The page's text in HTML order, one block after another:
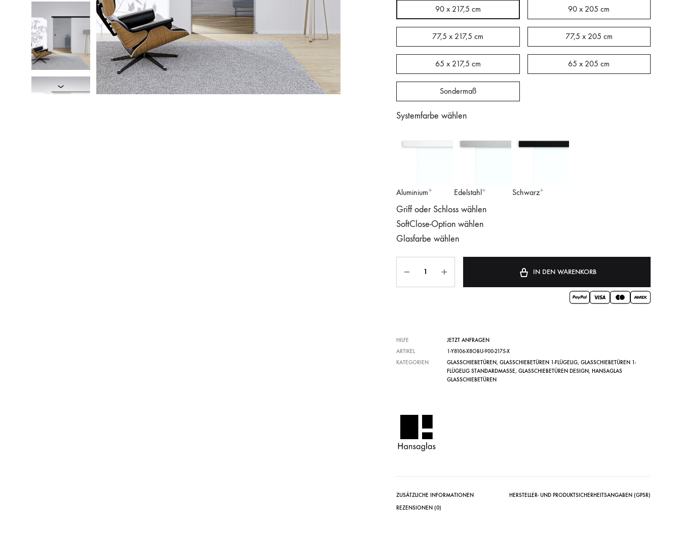
90 x 217,5 cm 90 x 205 cm
77,5 x 217,5 cm 77,5 x 205 cm
65 x 217,5 cm 65 x 205 cm
Sondermaß
Systemfarbe wählen
Aluminium Edelstahl Schwarz
Griff oder Schloss wählen
SoftClose-Option wählen
Glasfarbe wählen
IN DEN WARENKORB
HILFE
JETZT ANFRAGEN
ARTIKEL
1-Y8106-X8OBU-900-2175-X
KATEGORIEN
GLASSCHIEBETÜREN, GLASSCHIEBETÜREN 1-FLÜGELIG, GLASSCHIEBETÜREN 1-
FLÜGELIG STANDARDMASSE , GLASSCHIEBETÜREN DESIGN, HANSAGLAS
GLASSCHIEBETÜREN
ZUSÄTZLICHE INFORMATIONEN
HERSTELLER- UND PRODUKTSICHERHEITSANGABEN (GPSR)
REZENSIONEN (0)